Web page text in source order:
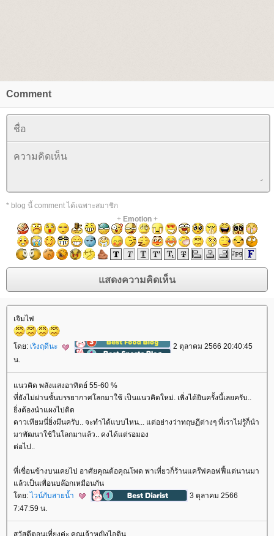
Comment
* blog นี้ comment ได้เฉพาะสมาชิก
+ Emotion+
เจิมไฟ
ดย: เริงฤดีนะ
2 ตุลาคม 2566 20:40:45
น.
นวคิด พลังแสงอาทิตย์ 55-60 %
ที่ยังไม่ผ่านชั้นบรรยากาศโลกมาใช้ เป็นแนวคิดใหม่. เพิ่งได้ยินครั้งนี้เลยครับ..
ิ่งต้องนำแผงไปติด
ดาวเทียมนี่ยิ่งมึนครับ.. จะทำได้แบบไหน... แต่อย่างว่าทฤษฏีต่างๆ ที่เราไม่รู้ก็นำ
มาพัฒนาใช้ในโลกมาแล้ว.. คงได้แต่รอมอง
ต่อไป..
ที่เขื่อนข้างบนเคยไป อาศัยคุณต้อคุณโพด พาเที่ยวก็ร้านแคร๊ฟคอฟฟี้แต่นานมา
ล้วเป็นเพื่อนบล๊อกเหมือนกัน
ดย:ไวน์กับสายน้ำ
3 ตุลาคม 2566
7:47:59 น.
สวัสดีตอนเที่ยงค่ะ คุณเจ้าหญิงไอดิน